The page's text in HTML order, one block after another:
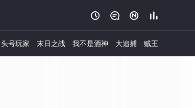
   
头号玩家 末日之战 我不是酒神 大追捕 贼王